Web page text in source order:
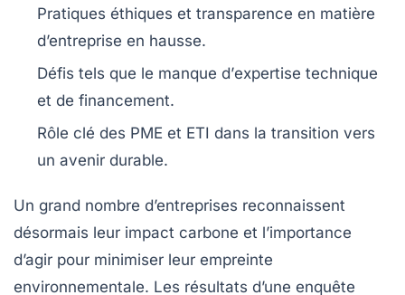
Pratiques éthiques et transparence en matière
d’entreprise en hausse.
Défis tels que le manque d’expertise technique
et de financement.
Rôle clé des PME et ETI dans la transition vers
un avenir durable.
Un grand nombre d’entreprises reconnaissent
désormais leur impact carbone et l’importance
d’agir pour minimiser leur empreinte
environnementale. Les résultats d’une enquête